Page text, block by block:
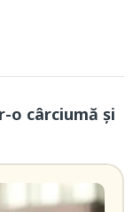
o cârciumă și